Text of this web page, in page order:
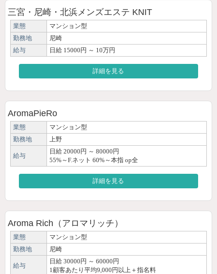
三宮・尼崎・北浜メンズエステ KNIT
業態
マンション型
勤務地
尼崎
給与
日給 15000円 ～ 10万円
詳細を見る
AromaPieRo
業態
マンション型
勤務地
上野
給与
日給 20000円 ～ 80000円
55%～F.ネット 60%～本指 op全
詳細を見る
Aroma Rich（アロマリッチ）
業態
マンション型
勤務地
尼崎
給与
日給 30000円 ～ 60000円
1顧客あたり平均9,000円以上＋指名料